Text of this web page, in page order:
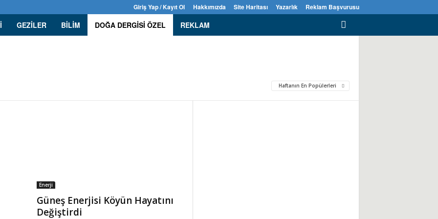
Giriş Yap / Kayıt Ol Hakkımızda Site Haritası Yazarlık Reklam Başvurusu
GEZILER BILIM DOĞA DERGISI ÖZEL REKLAM
Haftanın En Popülerleri
Enerji
Güneş Enerjisi Köyün Hayatını
Değiştirdi